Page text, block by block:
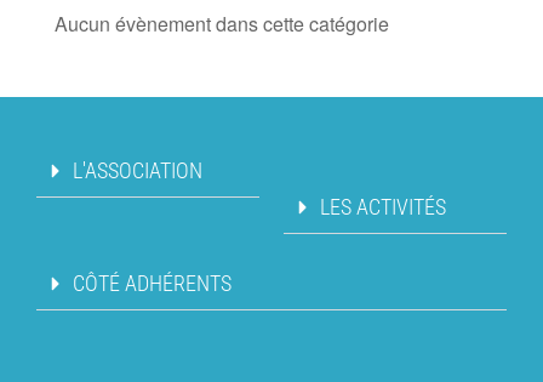
Aucun évènement dans cette catégorie
L'ASSOCIATION
LES ACTIVITÉS
CÔTÉ ADHÉRENTS